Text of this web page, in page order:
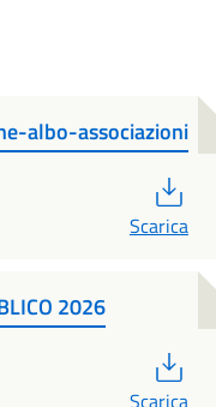
albo-associazioni
Scarica
2026
Scarica